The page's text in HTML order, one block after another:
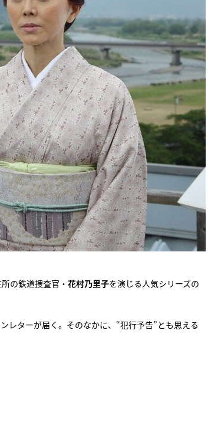
の鉄道捜査官・ 花村乃里子を演じる人気シリーズの
レターが届く。そのなかに、“犯行予告”とも思える